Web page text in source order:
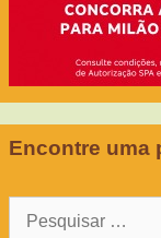
Encontre uma
Pesquisar